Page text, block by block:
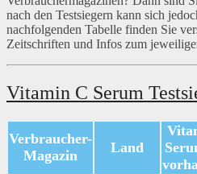
nach den Testsiegern kann sich
nachfolgenden Tabelle finden Sie
Zeitschriften und Infos zum
Vitamin C Serum
Verbraucher-
Magazin
Land